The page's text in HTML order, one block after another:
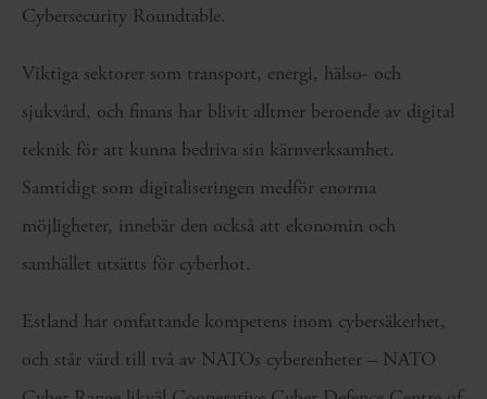
Cybersecurity Roundtable.
Viktiga sektorer som transport, energi, hälso- och
sjukvård, och finans har blivit alltmer beroende av digital
teknik för att kunna bedriva sin kärnverksamhet.
Samtidigt som digitaliseringen medför enorma
möjligheter, innebär den också att ekonomin och
samhället utsätts för cyberhot.
Estland har omfattande kompetens inom cybersäkerhet,
och står värd till två av NATOs cyberenheter – NATO